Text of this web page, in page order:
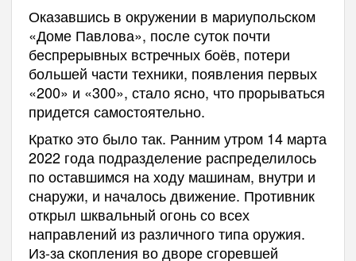
Оказавшись в окружении в мариупольском
«Доме Павлова», после суток почти
беспрерывных встречных боёв, потери
большей части техники, появления первых
«200» и «300», стало ясно, что прорываться
придется самостоятельно.
Кратко это было так. Ранним утром 14 марта
2022 года подразделение распределилось
по оставшимся на ходу машинам, внутри и
снаружи, и началось движение. Противник
открыл шквальный огонь со всех
направлений из различного типа оружия.
Из-за скопления во дворе сгоревшей